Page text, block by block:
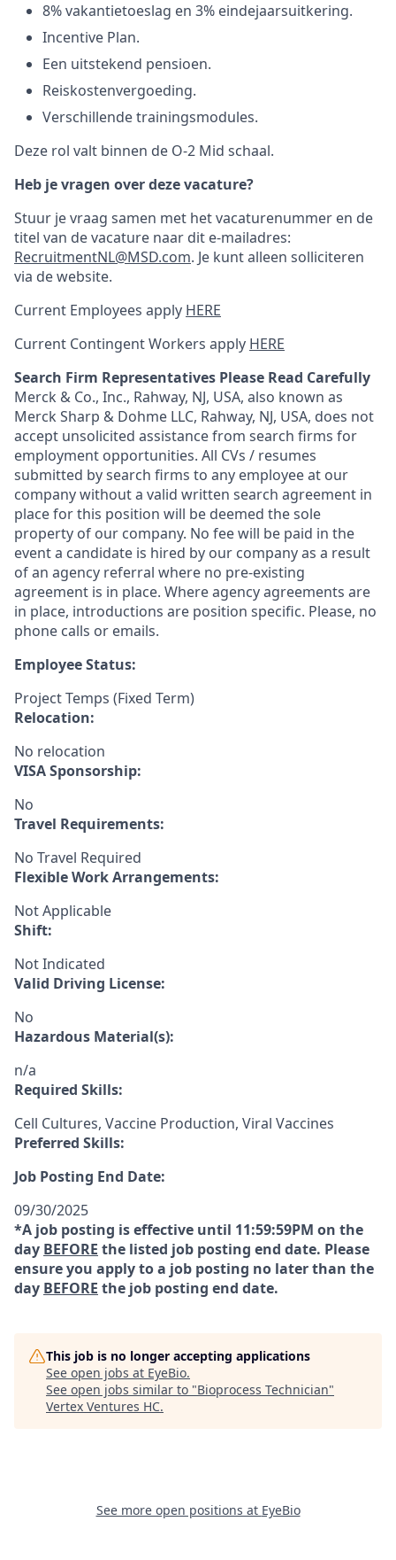
8% vakantietoeslag en 3% eindejaarsuitkering.
Incentive Plan.
Een uitstekend pensioen.
Reiskostenvergoeding.
Verschillende trainingsmodules.
Deze rol valt binnen de O-2 Mid schaal.
Heb je vragen over deze vacature?
Stuur je vraag samen met het vacaturenummer en de
titel van de vacature naar dit e-mailadres:
RecruitmentNL@MSD.com. Je kunt alleen solliciteren
via de website.
Current Employees apply HERE
Current Contingent Workers apply HERE
Search Firm Representatives Please Read Carefully
Merck & Co., Inc., Rahway, NJ, USA, also known as
Merck Sharp & Dohme LLC, Rahway, NJ, USA, does not
accept unsolicited assistance from search firms for
employment opportunities. All CVs / resumes
submitted by search firms to any employee at our
company without a valid written search agreement in
place for this position will be deemed the sole
property of our company. No fee will be paid in the
event a candidate is hired by our company as a result
of an agency referral where no pre-existing
agreement is in place. Where agency agreements are
in place, introductions are position specific. Please, no
phone calls or emails.
Employee Status:
Project Temps (Fixed Term)
Relocation:
No relocation
VISA Sponsorship:
No
Travel Requirements:
No Travel Required
Flexible Work Arrangements:
Not Applicable
Shift:
Not Indicated
Valid Driving License:
No
Hazardous Material(s):
n/a
Required Skills:
Cell Cultures, Vaccine Production, Viral Vaccines
Preferred Skills:
Job Posting End Date:
09/30/2025
*A job posting is effective until 11:59:59PM on the
day BEFORE the listed job posting end date. Please
ensure you apply to a job posting no later than the
day BEFORE the job posting end date.
This job is no longer accepting applications
See open jobs at EyeBio.
See open jobs similar to "Bioprocess Technician"
Vertex Ventures HC.
See more open positions at EyeBio